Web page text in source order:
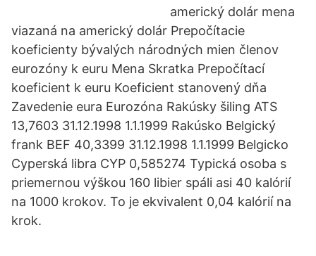
americký dolár mena
viazaná na americký dolár Prepočítacie
koeficienty bývalých národných mien členov
eurozóny k euru Mena Skratka Prepočítací
koeficient k euru Koeficient stanovený dňa
Zavedenie eura Eurozóna Rakúsky šiling ATS
13,7603 31.12.1998 1.1.1999 Rakúsko Belgický
frank BEF 40,3399 31.12.1998 1.1.1999 Belgicko
Cyperská libra CYP 0,585274 Typická osoba s
priemernou výškou 160 libier spáli asi 40 kalórií
na 1000 krokov. To je ekvivalent 0,04 kalórií na
krok.